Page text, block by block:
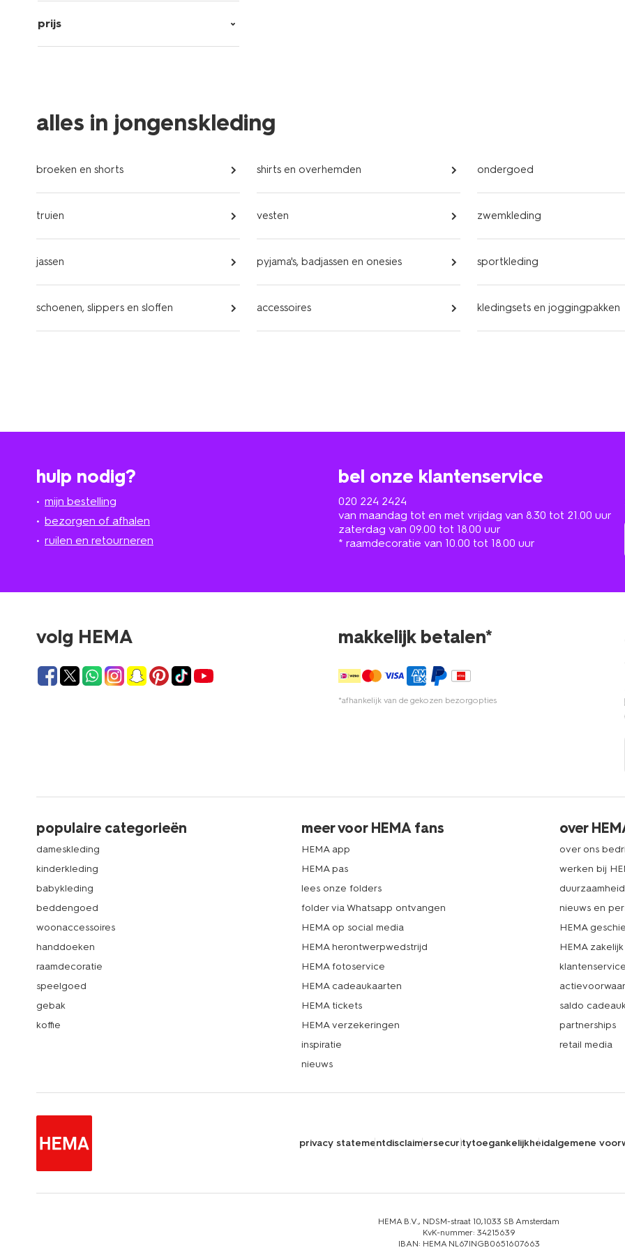
prijs
alles in jongenskleding
broeken en shorts shirts en overhemden ondergoed
truien vesten zwemkleding
jassen pyjama's, badjassen en onesies sportkleding
schoenen, slippers en sloffen accessoires kledingsets en joggingpakken
hulp nodig?
mijn bestelling
bezorgen of afhalen
ruilen en retourneren
bel onze klantenservice
020 224 2424
van maandag tot en met vrijdag van 8.30 tot 21.00 uur
zaterdag van 09.00 tot 18.00 uur
* raamdecoratie van 10.00 tot 18.00 uur
volg HEMA makkelijk betalen*
*afhankelijk van de gekozen bezorgopties
populaire categorieën
dameskleding
kinderkleding
babykleding
beddengoed
woonaccessoires
handdoeken
raamdecoratie
speelgoed
gebak
koffie
meer voor HEMA fans
HEMA app
HEMA pas
lees onze folders
folder via Whatsapp ontvangen
HEMA op social media
HEMA herontwerpwedstrijd
HEMA fotoservice
HEMA cadeaukaarten
HEMA tickets
HEMA verzekeringen
inspiratie
nieuws
over
over ons
werken bij
duurzaamheid
nieuws en
HEMA
HEMA zakelijk
klantenservice
saldo
partnerships
retail media
privacy statementdisclaimersecuritytoegankelijkheidalgemene
HEMA B.V., NDSM-straat 10,1033 SB Amsterdam
KvK-nummer: 34215639
IBAN: HEMA NL67INGB0651607663